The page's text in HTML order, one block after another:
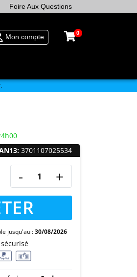
Foire Aux Questions
Mon compte 0
3701107025534
- +
jusqu'au :30/08/2026